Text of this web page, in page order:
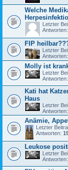
Welche
Letzter
Antworten:
FIP
Letzter
Antworten:
Molly ist
Letzter
Antworten:
Kati hat
Haus
Letzter
Antworten:
Anämie,
Letzter
Antworten:
Leukose
Letzter
Antworten: